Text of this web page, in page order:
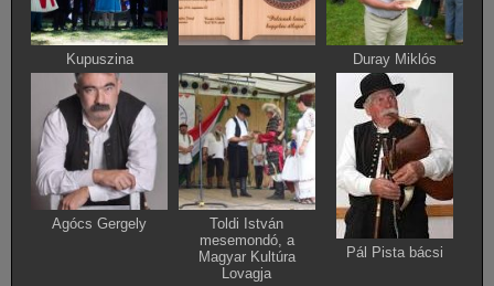
Kupuszina Duray Miklós
Agócs Gergely
Toldi István
mesemondó, a
Magyar Kultúra
Lovagja
Pál Pista bácsi